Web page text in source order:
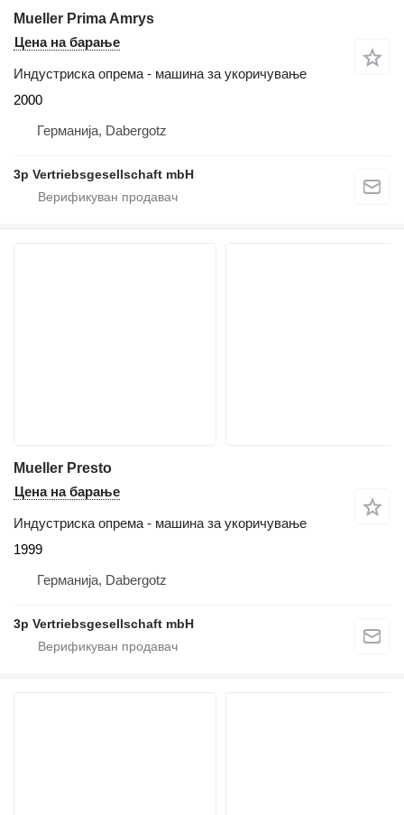
Mueller Prima Amrys
Цена на барање
Индустриска опрема - машина за укоричување
2000
Германија, Dabergotz
3p Vertriebsgesellschaft mbH
Mueller Presto
Цена на барање
Индустриска опрема - машина за укоричување
1999
Германија, Dabergotz
3p Vertriebsgesellschaft mbH